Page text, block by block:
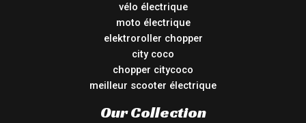
vélo électrique
moto électrique
elektroroller chopper
city coco
chopper citycoco
meilleur scooter électrique
Our Collection